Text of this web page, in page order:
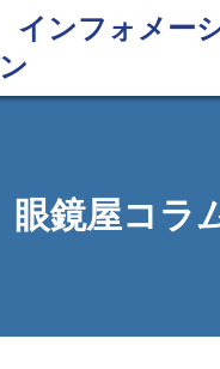
インフォメー
ン
眼鏡屋コラ